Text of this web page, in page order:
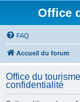
Office
FAQ
Accueil du forum
Office du
confidentialité